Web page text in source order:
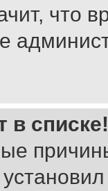
что
в списке!